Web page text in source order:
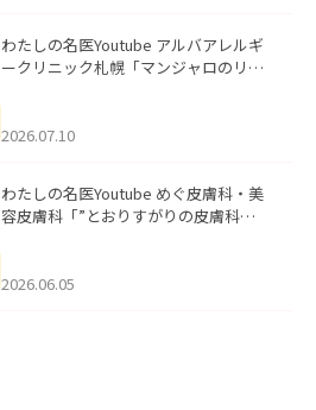
わたしの名医Youtube アルバアレルギ
ークリニック札幌「マンジャロのリア
た。
2026.07.10
わたしの名医Youtube めぐ皮膚科・美
容皮膚科「”とおりすがりの皮膚科
2026.06.05